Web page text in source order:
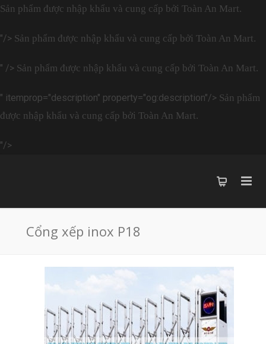
Sản phẩm được nhập khẩu và cung cấp bởi Toàn An Mart.
"/> Sản phẩm được nhập khẩu và cung cấp bởi Toàn An Mart.
" /> Sản phẩm được nhập khẩu và cung cấp bởi Toàn An Mart.
" itemprop="description" property="og:description"/> Sản phẩm
được nhập khẩu và cung cấp bởi Toàn An Mart.
"/>
Cổng xếp inox P18